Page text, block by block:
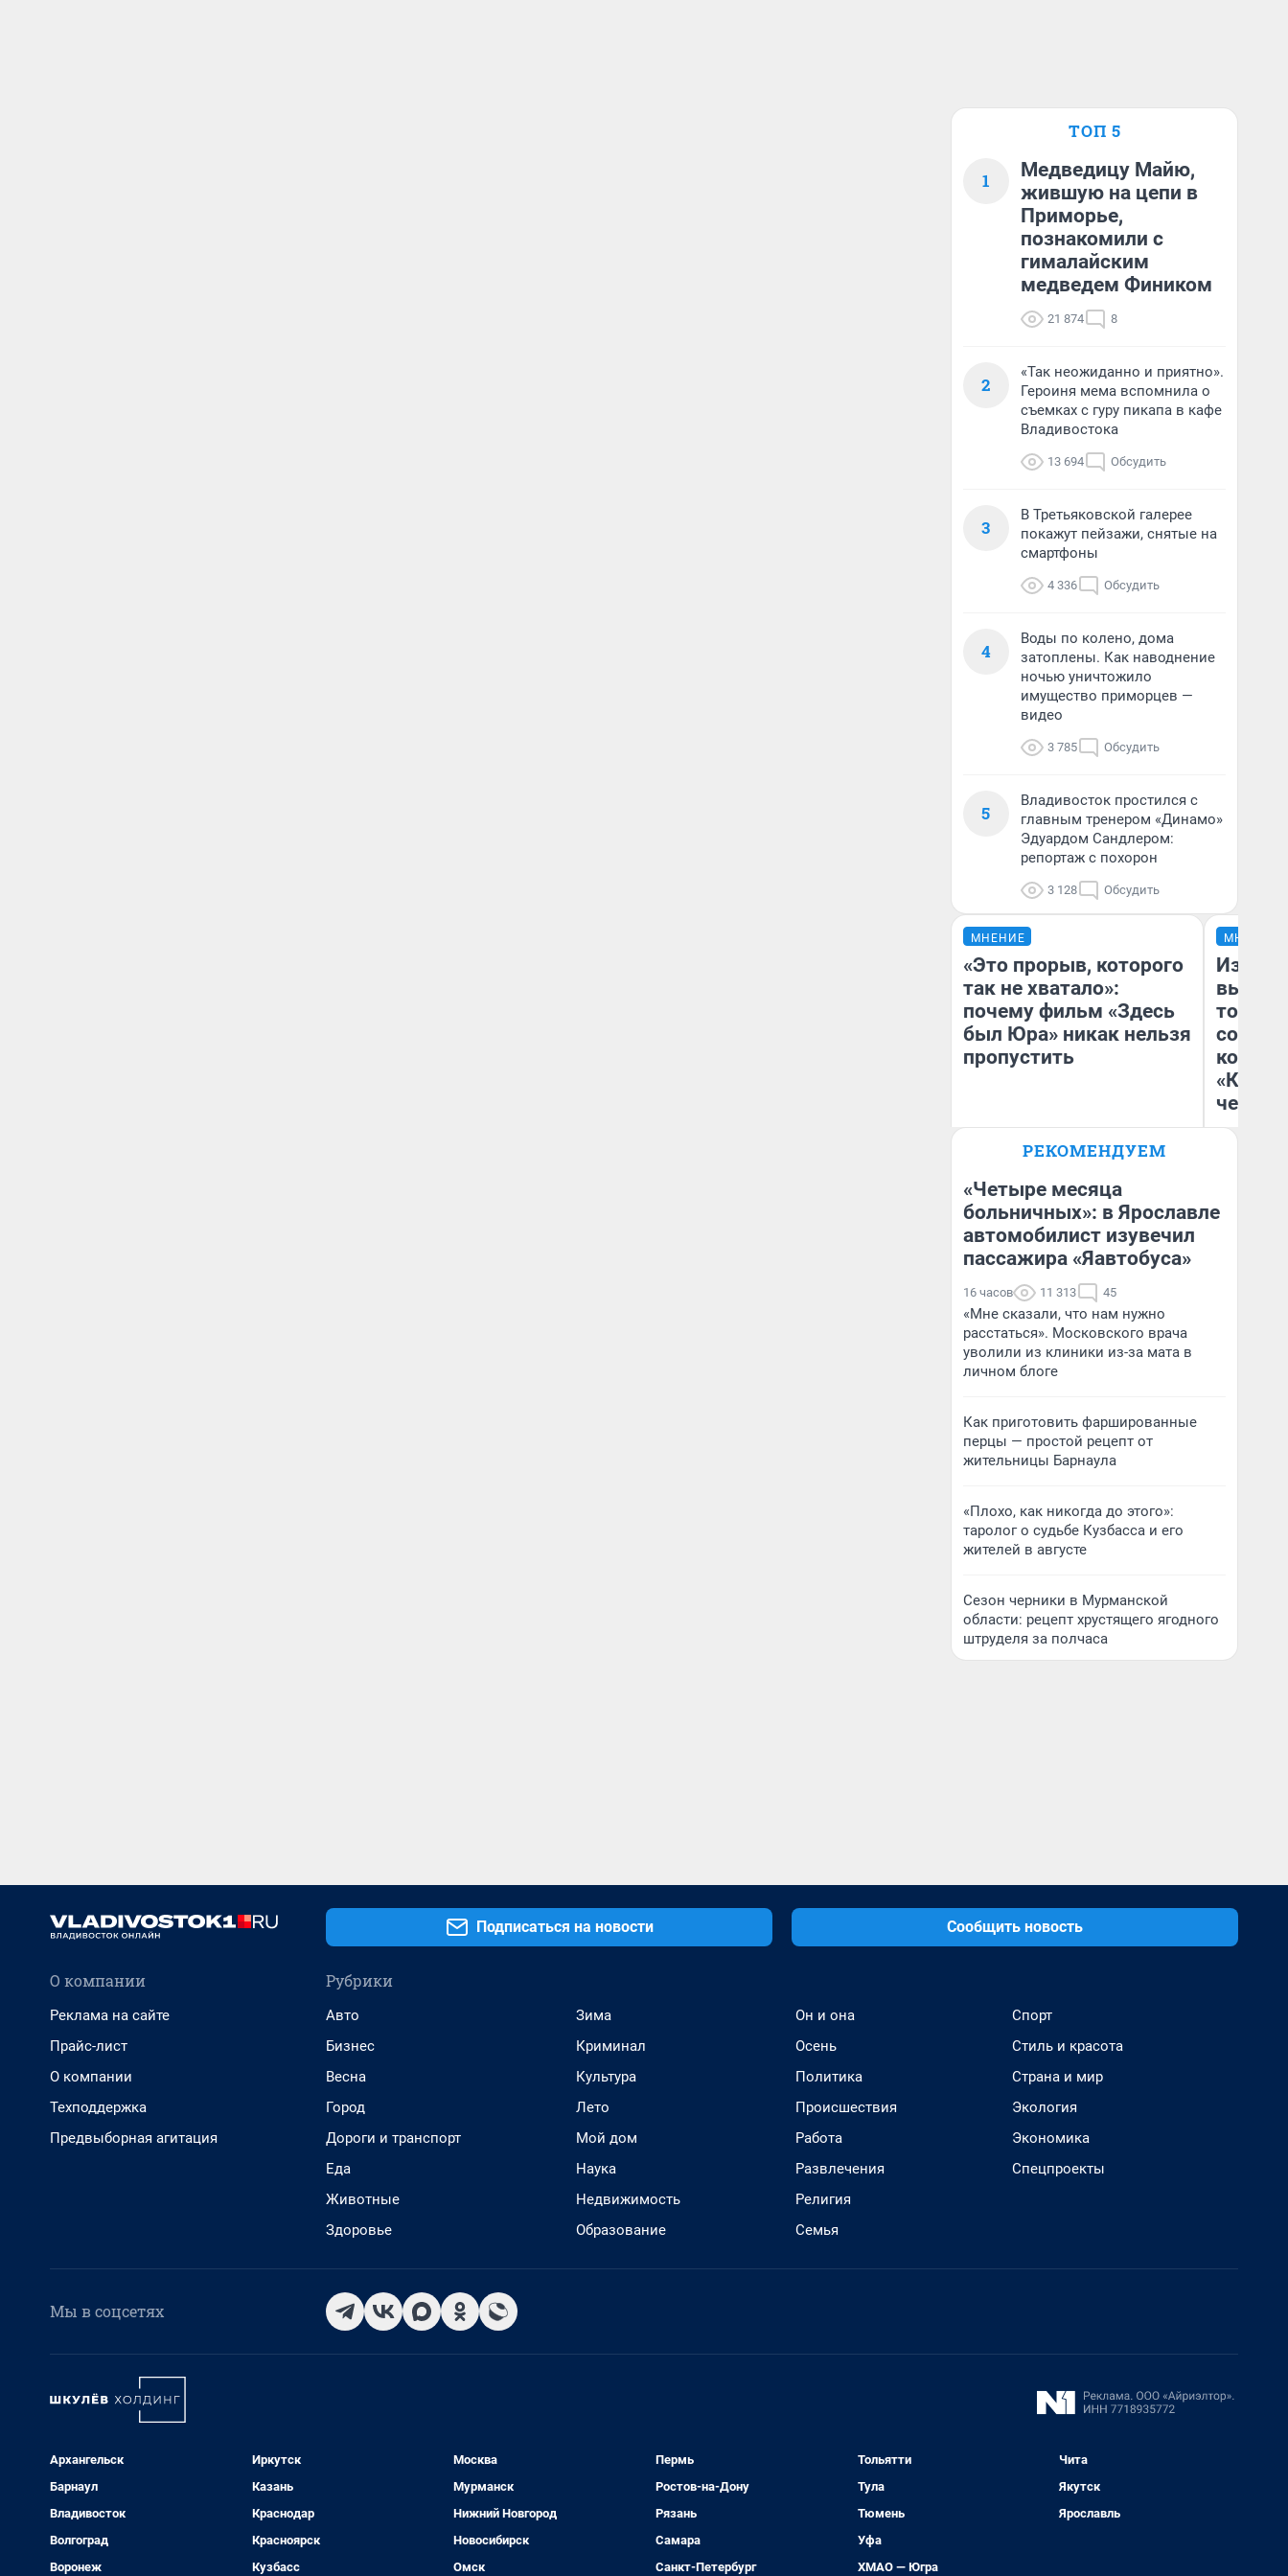
ТОП 5
1
Медведицу Майю,
жившую на цепи в
Приморье,
познакомили с
гималайским
медведем Фиником
21 874 8
2
«Так неожиданно и приятно».
Героиня мема вспомнила о
съемках с гуру пикапа в кафе
Владивостока
13 694 Обсудить
3
В Третьяковской галерее
покажут пейзажи, снятые на
смартфоны
4 336 Обсудить
4
Воды по колено, дома
затоплены. Как наводнение
ночью уничтожило
имущество приморцев —
видео
3 785 Обсудить
5
Владивосток простился с
главным тренером «Динамо»
Эдуардом Сандлером:
репортаж с похорон
3 128 Обсудить
МНЕНИЕ
«Это прорыв, которого
так не хватало»:
почему фильм «Здесь
был Юра» никак нельзя
пропустить
Надежда Губарь
МНЕНИЕ
РЕКОМЕНДУЕМ
«Четыре месяца
больничных»: в Ярославле
автомобилист изувечил
пассажира «Яавтобуса»
16 часов 11 313 45
«Мне сказали, что нам нужно
расстаться». Московского врача
уволили из клиники из-за мата в
личном блоге
Как приготовить фаршированные
перцы — простой рецепт от
жительницы Барнаула
«Плохо, как никогда до этого»:
таролог о судьбе Кузбасса и его
жителей в августе
Сезон черники в Мурманской
области: рецепт хрустящего ягодного
штруделя за полчаса
Подписаться на новости Сообщить новость
О компании
Реклама на сайте
Прайс-лист
О компании
Техподдержка
Предвыборная агитация
Рубрики
Авто
Бизнес
Весна
Город
Дороги и транспорт
Еда
Животные
Здоровье
Зима
Криминал
Культура
Лето
Мой дом
Наука
Недвижимость
Образование
Он и она
Осень
Политика
Происшествия
Работа
Развлечения
Религия
Семья
Спорт
Стиль и красота
Страна и мир
Экология
Экономика
Спецпроекты
Мы в соцсетях
Архангельск
Барнаул
Владивосток
Волгоград
Воронеж
Иркутск
Казань
Краснодар
Красноярск
Кузбасс
Москва
Мурманск
Нижний Новгород
Новосибирск
Омск
Пермь
Ростов-на-Дону
Рязань
Самара
Санкт-Петербург
Тольятти
Тула
Тюмень
Уфа
ХМАО — Югра
Чита
Якутск
Ярославль